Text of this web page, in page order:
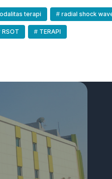
terapi radial shock
RSOT TERAPI